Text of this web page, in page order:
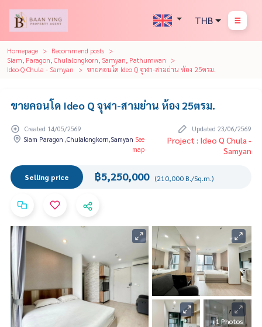
THB
Homepage
Recommend posts
Siam, Paragon, Chulalongkorn, Samyan, Pathumwan
Ideo Q Chula - Samyan
ขายคอนโด Ideo Q จุฬา-สามย่าน ห้อง 25ตรม.
ขายคอนโด Ideo Q จุฬา-สามย่าน ห้อง 25ตรม.
Created 14/05/2569
Updated 23/06/2569
Siam Paragon ,Chulalongkorn,Samyan See
map
Project : Ideo Q Chula -
Samyan
Selling price ฿5,250,000 (210,000 B./Sq.m.)
+1 Photos